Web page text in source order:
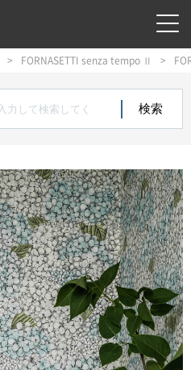
FORNASETTI senza tempo Ⅱ